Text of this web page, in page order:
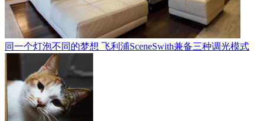
同一个灯泡不同的梦想 飞利浦SceneSwith兼备三种调光模式